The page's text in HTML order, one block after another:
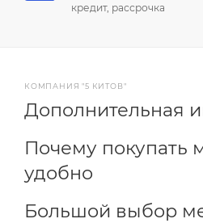
кредит, рассрочка
КОМПАНИЯ "5 КИТОВ"
Дополнительная
Почему покупать
удобно
Большой выбор